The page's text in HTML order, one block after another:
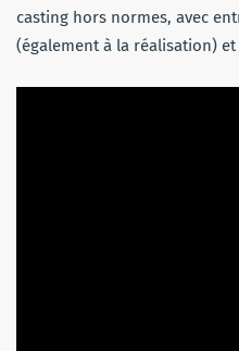
casting hors normes, avec
(également à la réalisation)